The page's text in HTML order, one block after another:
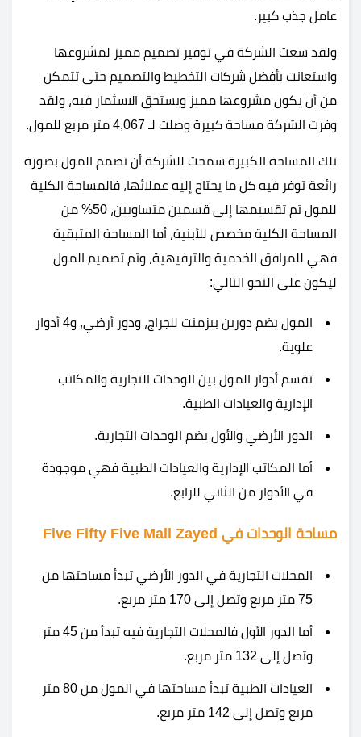
عامل جذب كبير.
ولقد سعت الشركة في توفير تصميم مميز لمشروعها
واستعانت بأفضل شركات التخطيط والتصميم حتى تتمكن
من أن يكون مشروعها مميز ويستحق الاسثمار فيه، ولقد
وفرت الشركة مساحة كبيرة وصلت لـ 4,067 متر مربع للمول.
تلك المساحة الكبيرة سمحت للشركة أن تصمم المول بصورة
رائعة توفر فيه كل ما يحتاج إليه عملائها، فالمساحة الكلية
للمول تم تقسيمها إلى قسمين متساويين، 50% من
المساحة الكلية مخصص للأبنية، أما المساحة المتبقية
فهي للمرافق الخدمية والترفيهية، وتم تصميم المول
ليكون على النحو التالي:
المول يضم دورين بيزمنت للجراج، ودور أرضي، و4 أدوار
علوية.
تقسم أدوار المول بين الوحدات التجارية والمكاتب
الإدارية والعيادات الطبية.
الدور الأرضي والأول يضم الوحدات التجارية.
أما المكاتب الإدارية والعيادات الطبية فهي موجودة
في الأدوار من الثاني للرابع.
مساحة الوحدات في Five Fifty Five Mall Zayed
المحلات التجارية في الدور الأرضي تبدأ مساحتها من
75 متر مربع وتصل إلى 170 متر مربع.
أما الدور الأول فالمحلات التجارية فيه تبدأ من 45 متر
وتصل إلى 132 متر مربع.
العيادات الطبية تبدأ مساحتها في المول من 80 متر
مربع وتصل إلى 142 متر مربع.